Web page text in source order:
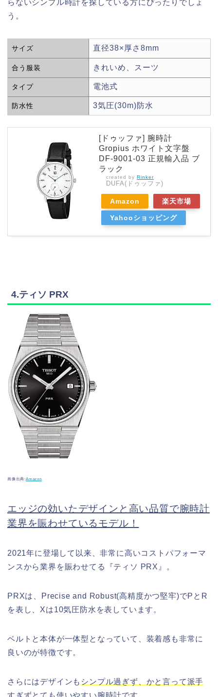
らないシンプル時計を探している方にぴったりでしょ
う。
サイズ 直径38×厚さ8mm
合う服装 きれいめ、スーツ
タイプ 電池式
防水性 3気圧(30m)防水
[ドゥッファ] 腕時計
Gropius ホワイト文字盤
DF-9001-03 正規輸入品 ブ
ラック
created by Rinker
DUFA(ドゥッファ)
Amazon 楽天市場
Yahooショッピング
4.ティソ PRX
画像出典:Amazon
エッジの効いたデザインと高い品質で腕時計
業界を賑わせているモデル！
2021年に登場して以来、非常に高いコストパフォーマ
ンスから業界を賑わせてる『ティソ PRX』。
PRXは、Precise and Robust(高精度かつ堅牢)でPとR
を表し、Xは10気圧防水を表しています。
ベルトと本体が一体型となっていて、装着感も非常に
良いのが特徴です。
さらにはデザインも シンプル過ぎず、かと言って派手
すぎずとても使いやすい腕時計です。